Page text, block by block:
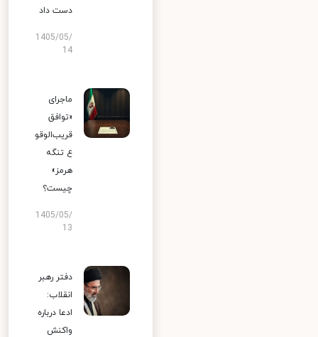
دست داد
1405/05/
14
ماجرای
«توافق
قریب‌الوقو
ع تنگه
هرمز»
چیست؟
1405/05/
13
دفتر رهبر
انقلاب:
ادعا درباره
واکنش